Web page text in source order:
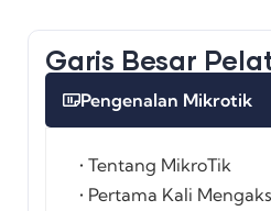
Garis Besar
Pengenalan Mikrotik
• Tentang MikroTik
• Pertama Kali